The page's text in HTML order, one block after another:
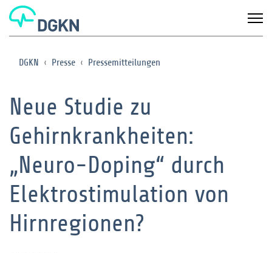
DGKN Presse Pressemitteilungen
Neue Studie zu
Gehirnkrankheiten:
„Neuro-Doping“ durch
Elektrostimulation von
Hirnregionen?